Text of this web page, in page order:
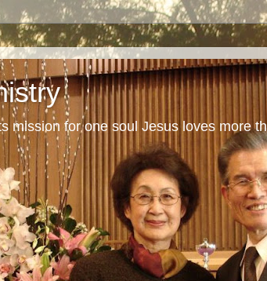
mission for one soul Jesus loves more